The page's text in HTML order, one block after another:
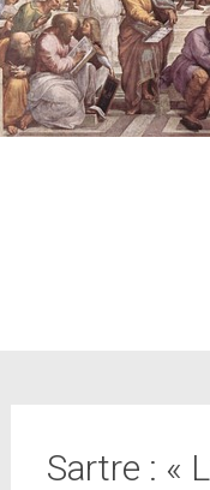
contenu
principal
Sartre : «